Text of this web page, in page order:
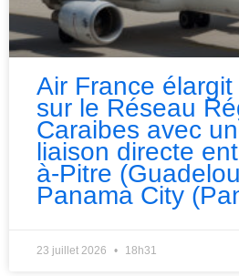
Air France
sur le Réseau
Caraibes avec
liaison directe
à-Pitre
Panama City
23 juillet 2026 18h31